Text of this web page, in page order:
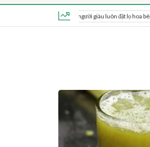
Khi thắp hương, người giàu luôn đặt lọ hoa bên trái bàn